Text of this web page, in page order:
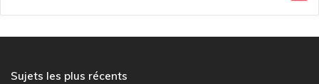
Sujets les plus récents